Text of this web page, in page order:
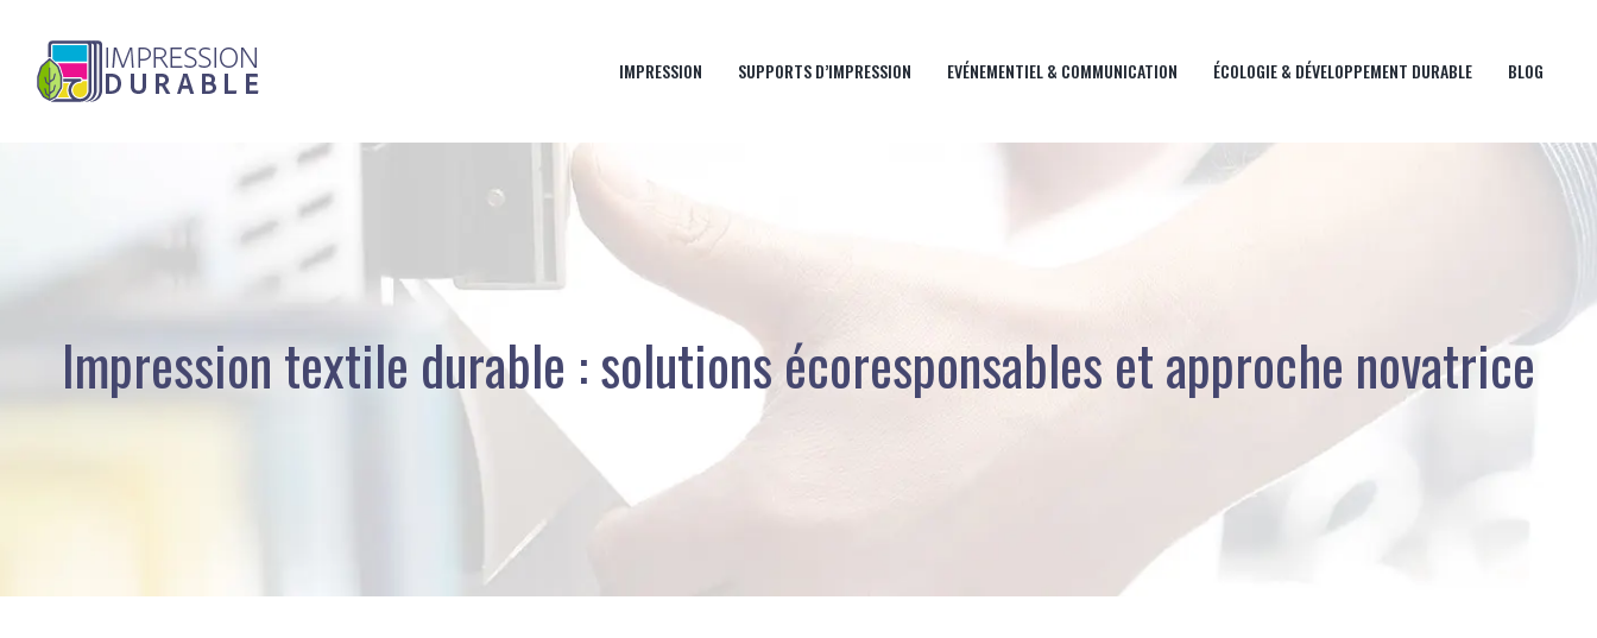
IMPRESSION SUPPORTS D’IMPRESSION EVÉNEMENTIEL & COMMUNICATION ÉCOLOGIE & DÉVELOPPEMENT DURABLE BLOG
Impression textile durable : solutions écoresponsables et approche novatrice